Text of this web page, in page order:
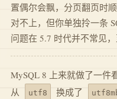
置偶尔会飘，分页翻页时
对不上，但你单独拎一条
问题在 5.7 时代并不常见
MySQL 8 上来就做了一件
从
utf8 换成了